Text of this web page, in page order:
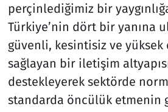
perçinlediğimiz bir
Türkiye’nin dört bir yanına
güvenli, kesintisiz ve
sağlayan bir iletişim
destekleyerek sektörde
standarda öncülük etmenin